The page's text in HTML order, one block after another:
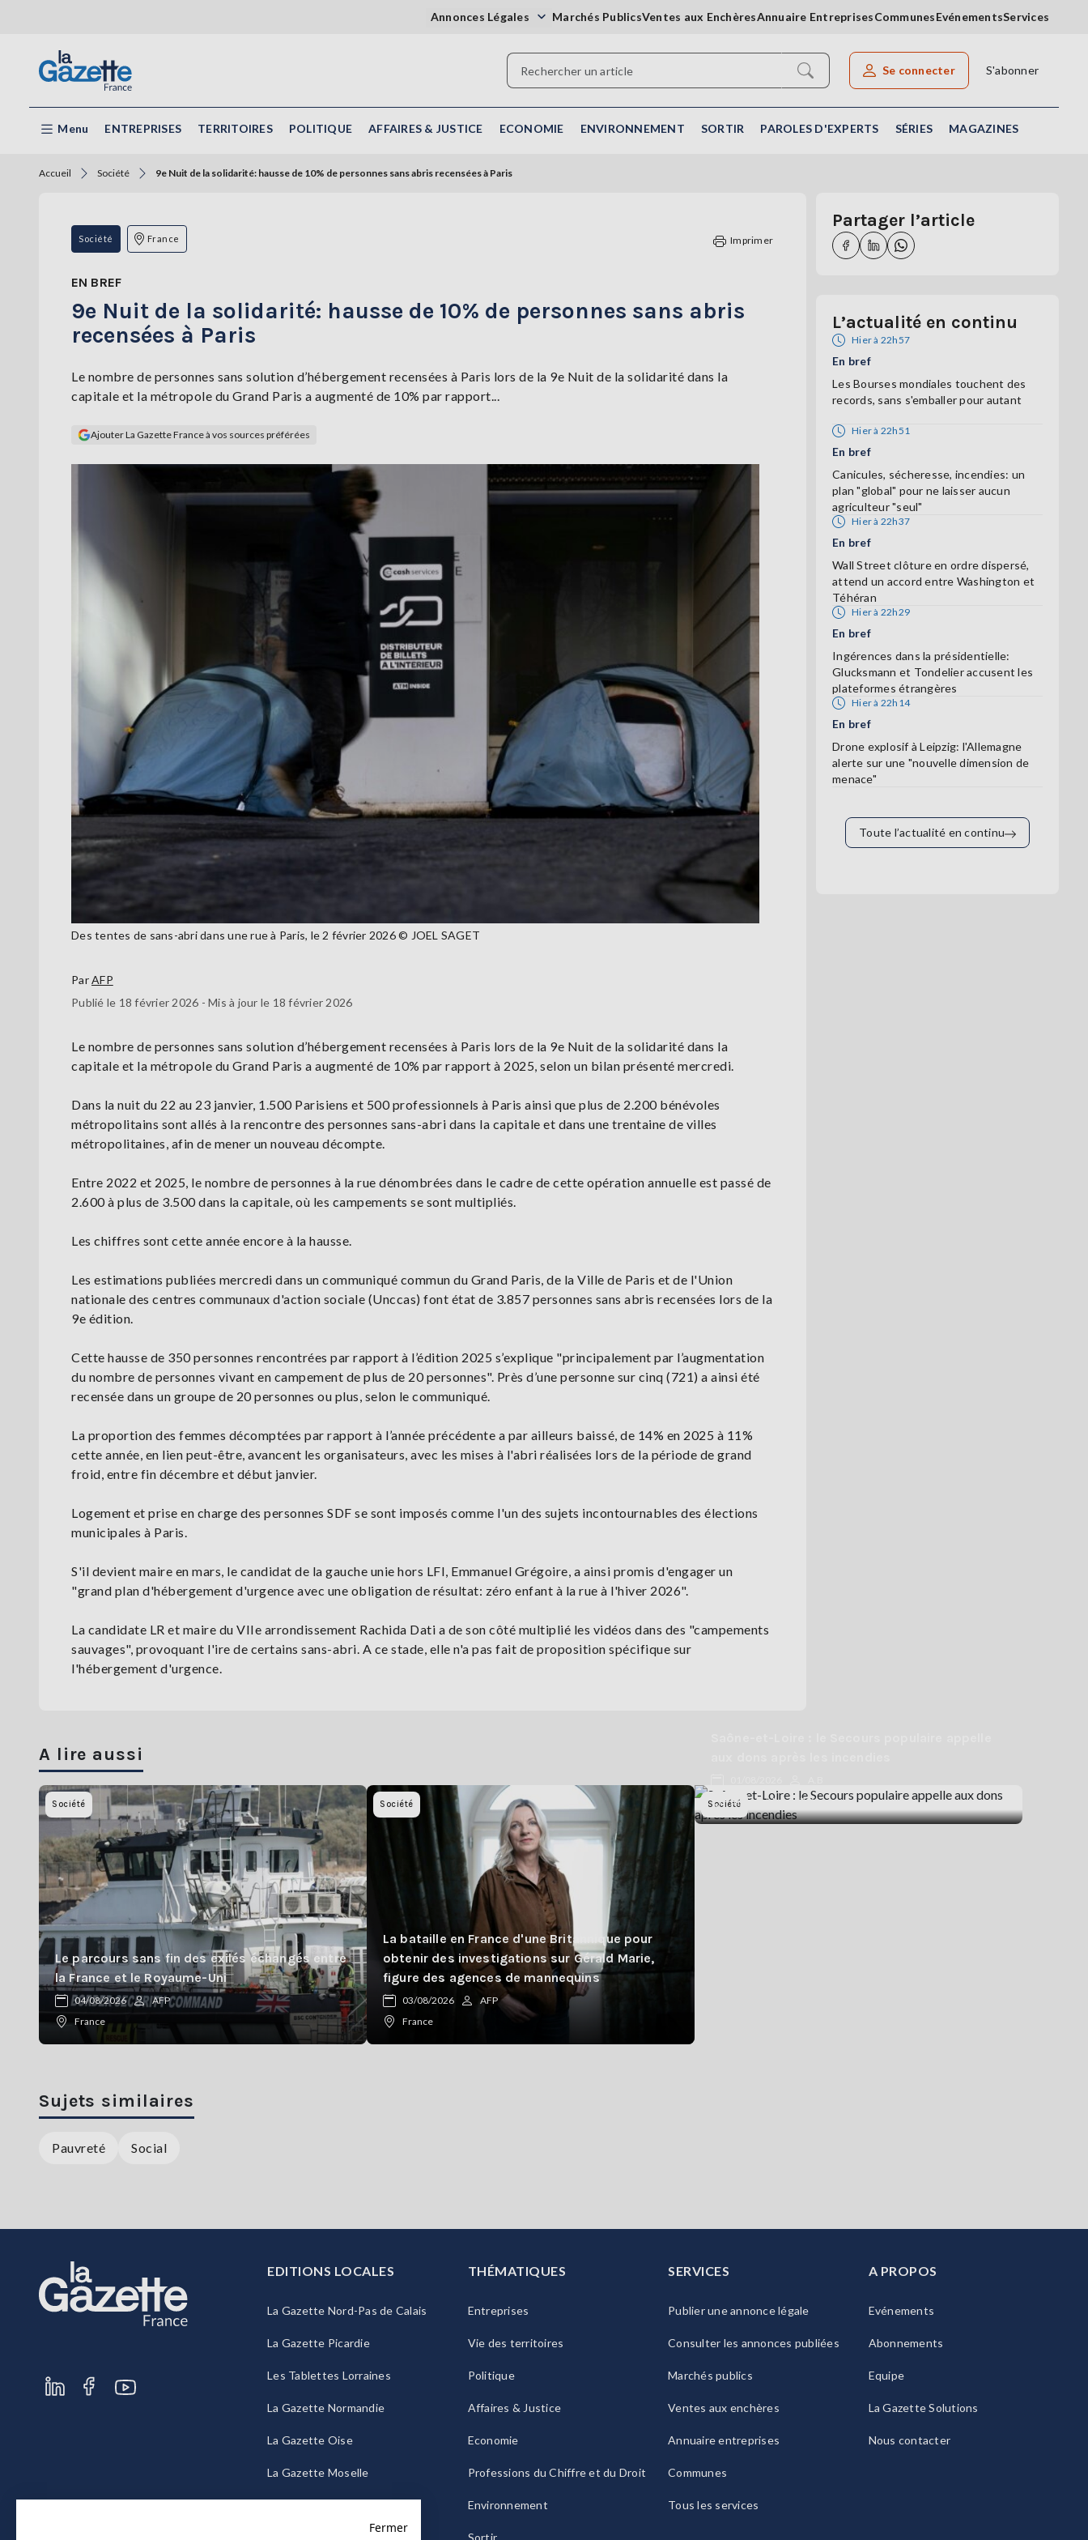
Annonces Légales Marchés PublicsVentes aux EnchèresAnnuaire EntreprisesCommunesEvénementsServices
Rechercher un article
Se connecter S'abonner
Menu ENTREPRISES TERRITOIRES POLITIQUE AFFAIRES & JUSTICE ECONOMIE ENVIRONNEMENT SORTIR PAROLES D'EXPERTS SÉRIES MAGAZINES
Accueil Société 9e Nuit de la solidarité: hausse de 10% de personnes sans abris recensées à Paris
Société France Imprimer
EN BREF
9e Nuit de la solidarité: hausse de 10% de personnes sans abris
recensées à Paris
Le nombre de personnes sans solution d’hébergement recensées à Paris lors de la 9e Nuit de la solidarité dans la
capitale et la métropole du Grand Paris a augmenté de 10% par rapport...
Ajouter La Gazette France à vos sources préférées
Des tentes de sans-abri dans une rue à Paris, le 2 février 2026 © JOEL SAGET
ParAFP
Publié le 18 février 2026 - Mis à jour le 18 février 2026
Le nombre de personnes sans solution d’hébergement recensées à Paris lors de la 9e Nuit de la solidarité dans la
capitale et la métropole du Grand Paris a augmenté de 10% par rapport à 2025, selon un bilan présenté mercredi.
Dans la nuit du 22 au 23 janvier, 1.500 Parisiens et 500 professionnels à Paris ainsi que plus de 2.200 bénévoles
métropolitains sont allés à la rencontre des personnes sans-abri dans la capitale et dans une trentaine de villes
métropolitaines, afin de mener un nouveau décompte.
Entre 2022 et 2025, le nombre de personnes à la rue dénombrées dans le cadre de cette opération annuelle est passé de
2.600 à plus de 3.500 dans la capitale, où les campements se sont multipliés.
Les chiffres sont cette année encore à la hausse.
Les estimations publiées mercredi dans un communiqué commun du Grand Paris, de la Ville de Paris et de l'Union
nationale des centres communaux d'action sociale (Unccas) font état de 3.857 personnes sans abris recensées lors de la
9e édition.
Cette hausse de 350 personnes rencontrées par rapport à l’édition 2025 s’explique "principalement par l’augmentation
du nombre de personnes vivant en campement de plus de 20 personnes". Près d’une personne sur cinq (721) a ainsi été
recensée dans un groupe de 20 personnes ou plus, selon le communiqué.
La proportion des femmes décomptées par rapport à l’année précédente a par ailleurs baissé, de 14% en 2025 à 11%
cette année, en lien peut-être, avancent les organisateurs, avec les mises à l'abri réalisées lors de la période de grand
froid, entre fin décembre et début janvier.
Logement et prise en charge des personnes SDF se sont imposés comme l'un des sujets incontournables des élections
municipales à Paris.
S'il devient maire en mars, le candidat de la gauche unie hors LFI, Emmanuel Grégoire, a ainsi promis d'engager un
"grand plan d'hébergement d'urgence avec une obligation de résultat: zéro enfant à la rue à l'hiver 2026".
La candidate LR et maire du VIIe arrondissement Rachida Dati a de son côté multiplié les vidéos dans des "campements
sauvages", provoquant l'ire de certains sans-abri. A ce stade, elle n'a pas fait de proposition spécifique sur
l'hébergement d'urgence.
Partager l’article
L’actualité en continu
Hier à 22h57
En bref
Les Bourses mondiales touchent des
records, sans s'emballer pour autant
Hier à 22h51
En bref
Canicules, sécheresse, incendies: un
plan "global" pour ne laisser aucun
agriculteur "seul"
Hier à 22h37
En bref
Wall Street clôture en ordre dispersé,
attend un accord entre Washington et
Téhéran
Hier à 22h29
En bref
Ingérences dans la présidentielle:
Glucksmann et Tondelier accusent les
plateformes étrangères
Hier à 22h14
En bref
Drone explosif à Leipzig: l'Allemagne
alerte sur une "nouvelle dimension de
menace"
Toute l’actualité en continu
A lire aussi
Société
Le parcours sans fin des exilés échangés entre
la France et le Royaume-Uni
04/08/2026
AFP
France
Société
La bataille en France d'une Britannique pour
obtenir des investigations sur Gérald Marie,
figure des agences de mannequins
03/08/2026
AFP
France
SociétéSaône-et-Loire (71)
Sujets similaires
Pauvreté Social
EDITIONS LOCALES
La Gazette Nord-Pas de Calais
La Gazette Picardie
Les Tablettes Lorraines
La Gazette Normandie
La Gazette Oise
La Gazette Moselle
THÉMATIQUES
Entreprises
Vie des territoires
Politique
Affaires & Justice
Economie
Professions du Chiffre et du Droit
Environnement
Sortir
SERVICES
Publier une annonce légale
Consulter les annonces publiées
Marchés publics
Ventes aux enchères
Annuaire entreprises
Communes
Tous les services
A PROPOS
Evénements
Abonnements
Equipe
La Gazette Solutions
Nous contacter
Fermer